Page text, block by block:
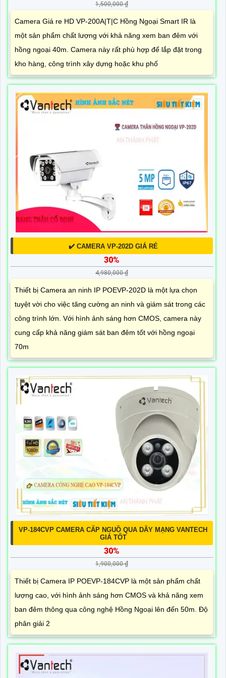
1,500,000 ₫
Camera Giá re HD VP-200A|T|C Hồng Ngoại Smart IR là
một sản phẩm chất lượng với khả năng xem ban đêm với
hồng ngoại 40m. Camera này rất phù hợp để lắp đặt trong
kho hàng, công trình xây dựng hoặc khu phố
✔️ CAMERA VP-202D GIÁ RẺ
30%
4,980,000 ₫
Thiết bị Camera an ninh IP POEVP-202D là một lựa chọn
tuyệt vời cho việc tăng cường an ninh và giám sát trong các
công trình lớn. Với hình ảnh sáng hơn CMOS, camera này
cung cấp khả năng giám sát ban đêm tốt với hồng ngoại
70m
VP-184CVP CAMERA CẤP NGUỒ QUA DÂY MẠNG VANTECH
GIÁ TỐT
30%
1,900,000 ₫
Thiết bị Camera IP POEVP-184CVP là một sản phẩm chất
lượng cao, với hình ảnh sáng hơn CMOS và khả năng xem
ban đêm thông qua công nghệ Hồng Ngoại lên đến 50m. Độ
phân giải 2